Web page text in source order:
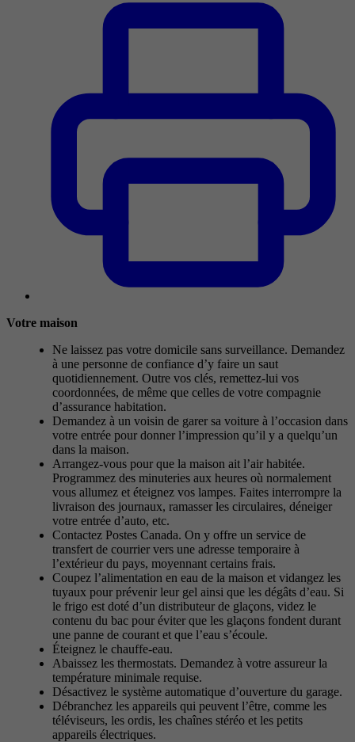
Votre maison
Ne laissez pas votre domicile sans surveillance. Demandez
à une personne de confiance d’y faire un saut
quotidiennement. Outre vos clés, remettez-lui vos
coordonnées, de même que celles de votre compagnie
d’assurance habitation.
Demandez à un voisin de garer sa voiture à l’occasion dans
votre entrée pour donner l’impression qu’il y a quelqu’un
dans la maison.
Arrangez-vous pour que la maison ait l’air habitée.
Programmez des minuteries aux heures où normalement
vous allumez et éteignez vos lampes. Faites interrompre la
livraison des journaux, ramasser les circulaires, déneiger
votre entrée d’auto, etc.
Contactez Postes Canada. On y offre un service de
transfert de courrier vers une adresse temporaire à
l’extérieur du pays, moyennant certains frais.
Coupez l’alimentation en eau de la maison et vidangez les
tuyaux pour prévenir leur gel ainsi que les dégâts d’eau. Si
le frigo est doté d’un distributeur de glaçons, videz le
contenu du bac pour éviter que les glaçons fondent durant
une panne de courant et que l’eau s’écoule.
Éteignez le chauffe-eau.
Abaissez les thermostats. Demandez à votre assureur la
température minimale requise.
Désactivez le système automatique d’ouverture du garage.
Débranchez les appareils qui peuvent l’être, comme les
téléviseurs, les ordis, les chaînes stéréo et les petits
appareils électriques.